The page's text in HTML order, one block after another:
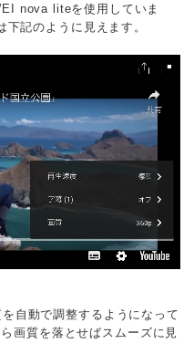
nova liteを使用していま
記のように見えます。
自動で調整するようになって
画質を落とせばスムーズに見